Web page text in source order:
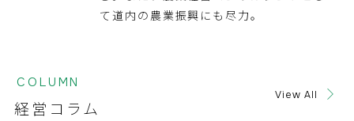
て道内の農業振興にも尽力。
COLUMN
経営コラム
View All